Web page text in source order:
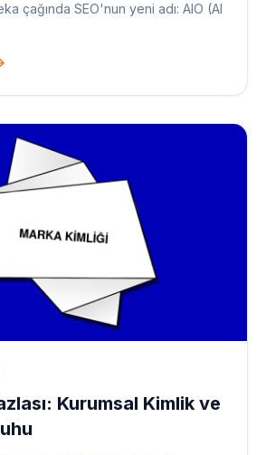
çağında SEO'nun yeni adı: AIO (AI
Kurumsal Kimlik ve